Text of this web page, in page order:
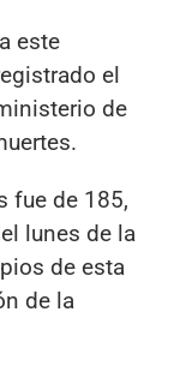
este
el
de
fue de 185,
lunes de la
de esta
de la